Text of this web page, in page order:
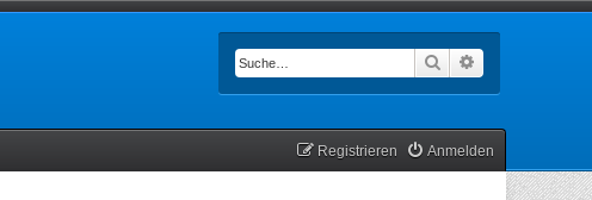
Suche
Anmelden
Registrieren